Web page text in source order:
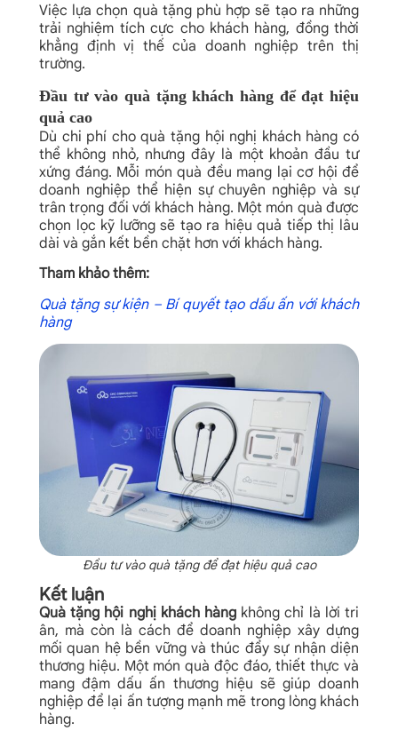
Việc lựa chọn quà tặng phù hợp sẽ tạo ra những
trải nghiệm tích cực cho khách hàng, đồng thời
khẳng định vị thế của doanh nghiệp trên thị
trường.
Đầu tư vào quà tặng khách hàng để đạt hiệu
quả cao
Dù chi phí cho quà tặng hội nghị khách hàng có
thể không nhỏ, nhưng đây là một khoản đầu tư
xứng đáng. Mỗi món quà đều mang lại cơ hội để
doanh nghiệp thể hiện sự chuyên nghiệp và sự
trân trọng đối với khách hàng. Một món quà được
chọn lọc kỹ lưỡng sẽ tạo ra hiệu quả tiếp thị lâu
dài và gắn kết bền chặt hơn với khách hàng.
Tham khảo thêm:
Quà tặng sự kiện – Bí quyết tạo dấu ấn với khách
hàng
Đầu tư vào quà tặng để đạt hiệu quả cao
Kết luận
Quà tặng hội nghị khách hàng không chỉ là lời tri
ân, mà còn là cách để doanh nghiệp xây dựng
mối quan hệ bền vững và thúc đẩy sự nhận diện
thương hiệu. Một món quà độc đáo, thiết thực và
mang đậm dấu ấn thương hiệu sẽ giúp doanh
nghiệp để lại ấn tượng mạnh mẽ trong lòng khách
hàng.